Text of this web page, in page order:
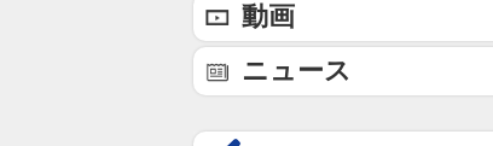
動画
ニュース